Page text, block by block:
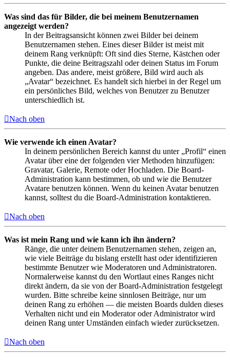
Was sind das für Bilder, die bei meinem Benutzernamen
angezeigt werden?
In der Beitragsansicht können zwei Bilder bei deinem
Benutzernamen stehen. Eines dieser Bilder ist meist mit
deinem Rang verknüpft: Oft sind dies Sterne, Kästchen oder
Punkte, die deine Beitragszahl oder deinen Status im Forum
angeben. Das andere, meist größere, Bild wird auch als
„Avatar“ bezeichnet. Es handelt sich hierbei in der Regel um
ein persönliches Bild, welches von Benutzer zu Benutzer
unterschiedlich ist.
Nach oben
Wie verwende ich einen Avatar?
In deinem persönlichen Bereich kannst du unter „Profil“ einen
Avatar über eine der folgenden vier Methoden hinzufügen:
Gravatar, Galerie, Remote oder Hochladen. Die Board-
Administration kann bestimmen, ob und wie die Benutzer
Avatare benutzen können. Wenn du keinen Avatar benutzen
kannst, solltest du die Board-Administration kontaktieren.
Nach oben
Was ist mein Rang und wie kann ich ihn ändern?
Ränge, die unter deinem Benutzernamen stehen, zeigen an,
wie viele Beiträge du bislang erstellt hast oder identifizieren
bestimmte Benutzer wie Moderatoren und Administratoren.
Normalerweise kannst du den Wortlaut eines Ranges nicht
direkt ändern, da sie von der Board-Administration festgelegt
wurden. Bitte schreibe keine sinnlosen Beiträge, nur um
deinen Rang zu erhöhen — die meisten Boards dulden dieses
Verhalten nicht und ein Moderator oder Administrator wird
deinen Rang unter Umständen einfach wieder zurücksetzen.
Nach oben